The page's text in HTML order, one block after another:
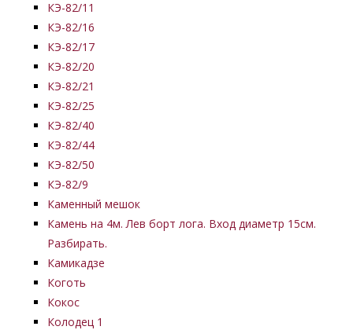
КЭ-82/11
КЭ-82/16
КЭ-82/17
КЭ-82/20
КЭ-82/21
КЭ-82/25
КЭ-82/40
КЭ-82/44
КЭ-82/50
КЭ-82/9
Каменный мешок
Камень на 4м. Лев борт лога. Вход диаметр 15см.
Разбирать.
Камикадзе
Коготь
Кокос
Колодец 1